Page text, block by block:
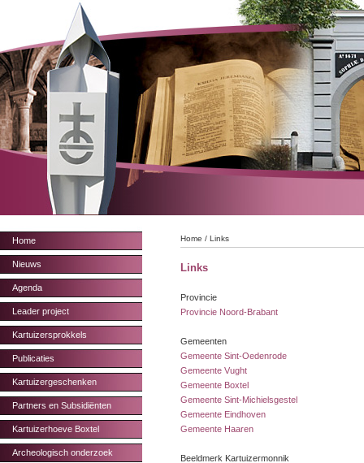
Home
Nieuws
Agenda
Leader project
Kartuizersprokkels
Publicaties
Kartuizergeschenken
Partners en Subsidiënten
Kartuizerhoeve Boxtel
Archeologisch onderzoek
Home / Links
Links
Provincie
Provincie Noord-Brabant
Gemeenten
Gemeente Sint-Oedenrode
Gemeente Vught
Gemeente Boxtel
Gemeente Sint-Michielsgestel
Gemeente Eindhoven
Gemeente Haaren
Beeldmerk Kartuizermonnik